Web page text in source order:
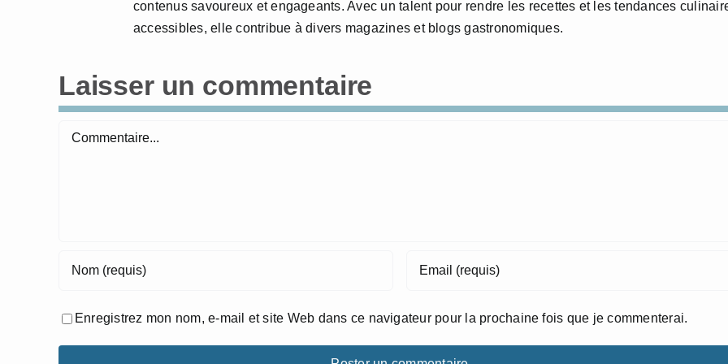
contenus savoureux et engageants. Avec un talent pour rendre les recettes et les tendances
accessibles, elle contribue à divers magazines et blogs gastronomiques.
Laisser un commentaire
Commentaire
Enregistrez mon nom, e-mail et site Web dans ce navigateur pour la prochaine fois que je commenterai.